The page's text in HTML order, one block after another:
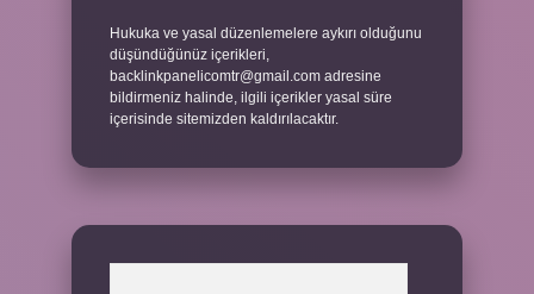
Hukuka ve yasal düzenlemelere aykırı olduğunu
düşündüğünüz içerikleri,
backlinkpanelicomtr@gmail.com adresine
bildirmeniz halinde, ilgili içerikler yasal süre
içerisinde sitemizden kaldırılacaktır.